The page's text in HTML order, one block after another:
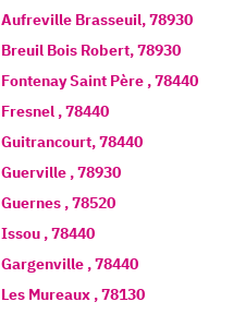
Aufreville Brasseuil,78930
Breuil Bois Robert,78930
Fontenay Saint Père ,78440
Fresnel ,78440
Guitrancourt,78440
Guerville ,78930
Guernes ,78520
Issou ,78440
Gargenville ,78440
Les Mureaux ,78130